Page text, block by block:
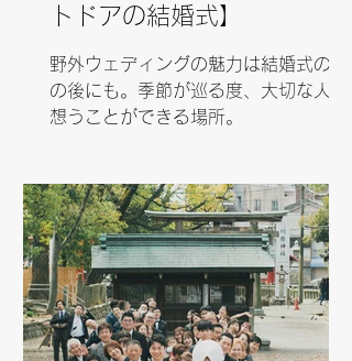
トドアの結婚式】
野外ウェディングの魅力は結婚式のそ
の後にも。季節が巡る度、大切な人を
想うことができる場所。